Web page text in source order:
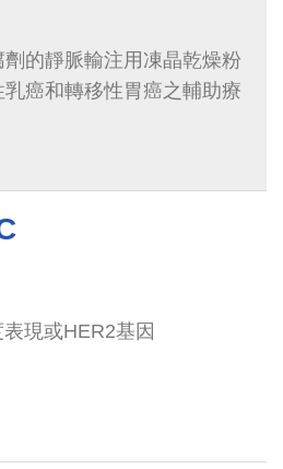
的靜脈輸注用凍晶乾燥粉
癌和轉移性胃癌之輔助療
現或HER2基因